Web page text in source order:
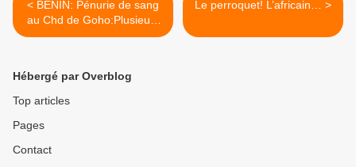
< BENIN: Pénurie de sang
au Chd de Goho:Plusieurs
morts par semaine
Le perroquet! L’africain… >
Hébergé par Overblog
Top articles
Pages
Contact